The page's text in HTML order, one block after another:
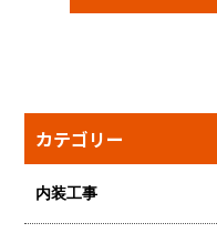
カテゴリー
内装工事